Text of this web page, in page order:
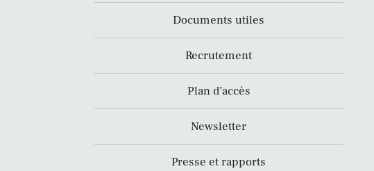
Documents utiles
Recrutement
Plan d’accès
Newsletter
Presse et rapports